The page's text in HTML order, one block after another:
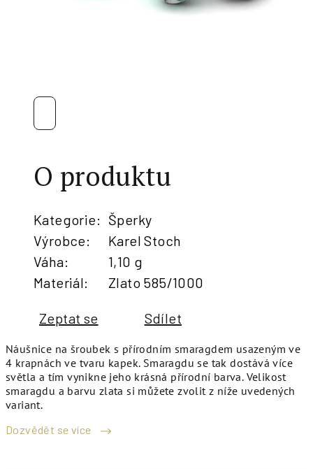
Náušnice na šroubek s přírodním smaragdem usazeným ve
4 krapnách ve tvaru kapek. Smaragdu se tak dostává více
světla a tím vynikne jeho krásná přírodní barva. Velikost
smaragdu a barvu zlata si můžete zvolit z níže uvedených
variant.
Dozvědět se více
O produktu
Kategorie: Šperky
Výrobce:
Karel Stoch
Váha:
1,10 g
Materiál: Zlato 585/1000
Zeptat se Sdílet